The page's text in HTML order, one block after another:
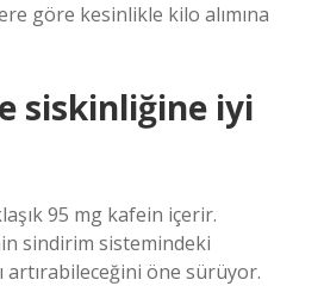
göre kesinlikle kilo alımına
siskinliğine iyi
95 mg kafein içerir.
sindirim sistemindeki
artırabileceğini öne sürüyor.